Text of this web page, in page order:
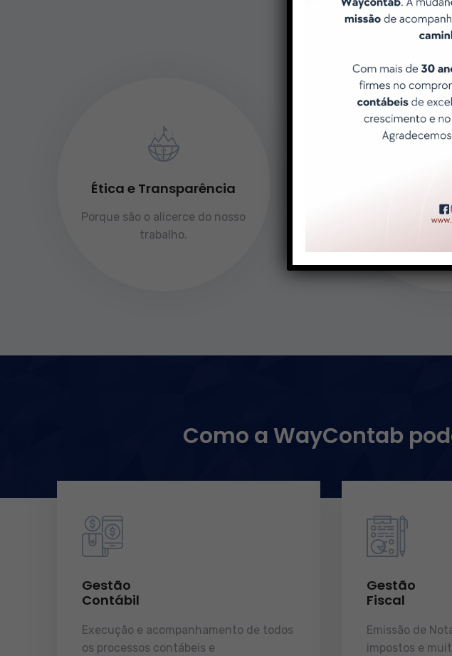
Nossa forma de entregar
Ética e Transparência
Porque são o alicerce do nosso
trabalho.
Atendimento
Porque
são
Como a WayContab
Gestão
Contábil
Execução e acompanhamento de todos
os processos contábeis e
Gestão
Fiscal
Emissão de
impostos e